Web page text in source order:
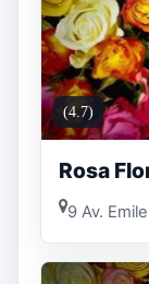
(4.7)
Rosa
9 Av.